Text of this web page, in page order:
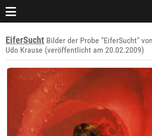
EiferSucht Bilder der Probe "EiferSucht" von
Udo Krause (veröffentlicht am 20.02.2009)